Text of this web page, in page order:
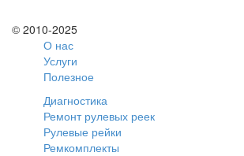
© 2010-2025
О нас
Услуги
Полезное
Диагностика
Ремонт рулевых реек
Рулевые рейки
Ремкомплекты